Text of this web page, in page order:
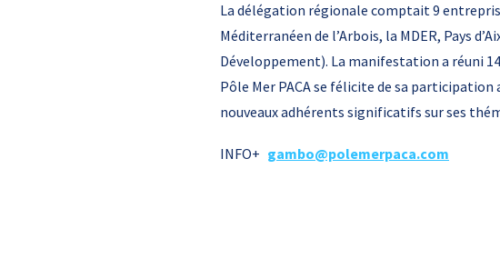
La délégation régionale comptait 9
Méditerranéen de l’Arbois, la MDER, Pays
Développement). La manifestation a réuni
Pôle Mer PACA se félicite de sa
nouveaux adhérents significatifs sur ses
INFO+ gambo@polemerpaca.com